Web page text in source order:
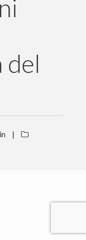
del
|